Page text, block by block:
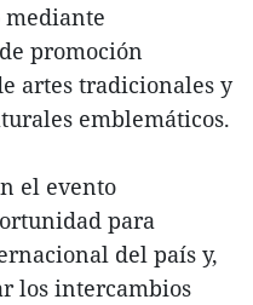
promoción
artes tradicionales y
emblemáticos.
el evento
para
del país y,
los intercambios